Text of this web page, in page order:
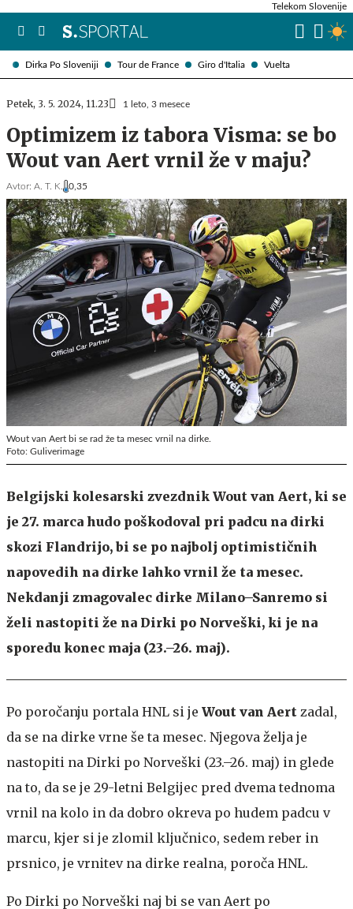
Dirka Po Sloveniji Tour de France Giro d'Italia Vuelta
Telekom Slovenije
Petek, 3. 5. 2024, 11.23 1 leto, 3 mesece
Optimizem iz tabora Visma: se bo
Wout van Aert vrnil že v maju?
Avtor: A. T. K. 0,35
Wout van Aert bi se rad že ta mesec vrnil na dirke.
Foto: Guliverimage
Belgijski kolesarski zvezdnik Wout van Aert, ki se
je 27. marca hudo poškodoval pri padcu na dirki
skozi Flandrijo, bi se po najbolj optimističnih
napovedih na dirke lahko vrnil že ta mesec.
Nekdanji zmagovalec dirke Milano–Sanremo si
želi nastopiti že na Dirki po Norveški, ki je na
sporedu konec maja (23.–26. maj).
Po poročanju portala HNL si je Wout van Aert zadal,
da se na dirke vrne še ta mesec. Njegova želja je
nastopiti na Dirki po Norveški (23.–26. maj) in glede
na to, da se je 29-letni Belgijec pred dvema tednoma
vrnil na kolo in da dobro okreva po hudem padcu v
marcu, kjer si je zlomil ključnico, sedem reber in
prsnico, je vrnitev na dirke realna, poroča HNL.
Po Dirki po Norveški naj bi se van Aert po